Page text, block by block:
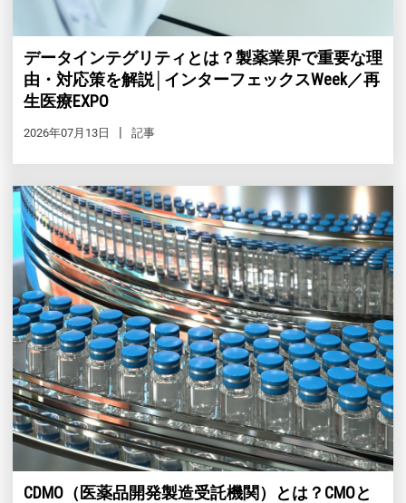
データインテグリティとは？製薬業界で重要な理
由・対応策を解説│インターフェックスWeek／再
生医療EXPO
2026年07月13日 記事
CDMO（医薬品開発製造受託機関）とは？CMOと